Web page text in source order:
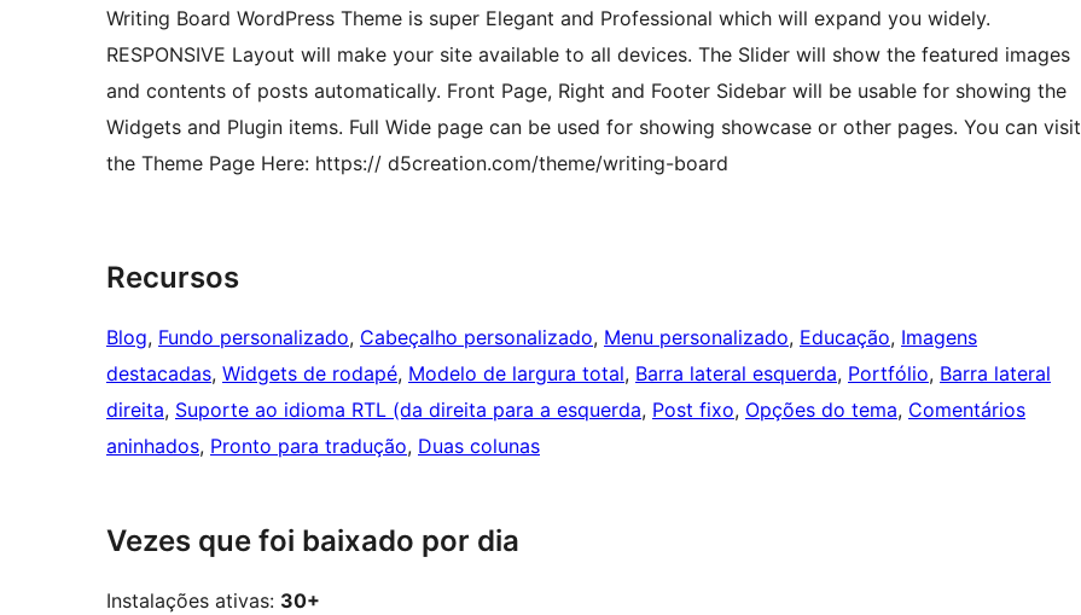
Writing Board WordPress Theme is super Elegant and Professional which will expand you widely.
RESPONSIVE Layout will make your site available to all devices. The Slider will show the featured images
and contents of posts automatically. Front Page, Right and Footer Sidebar will be usable for showing the
Widgets and Plugin items. Full Wide page can be used for showing showcase or other pages. You can visit
the Theme Page Here: https:// d5creation.com/theme/writing-board
Recursos
Blog, Fundo personalizado, Cabeçalho personalizado, Menu personalizado, Educação, Imagens
destacadas, Widgets de rodapé, Modelo de largura total, Barra lateral esquerda, Portfólio, Barra lateral
direita, Suporte ao idioma RTL (da direita para a esquerda, Post fixo, Opções do tema, Comentários
aninhados, Pronto para tradução, Duas colunas
Vezes que foi baixado por dia
Instalações ativas: 30+